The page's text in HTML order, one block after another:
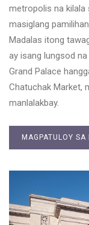
metropolis na kilala
masiglang
Madalas itong
ay isang lungsod
Grand Palace
Chatuchak Market,
manlalakbay.
MAGPATULOY